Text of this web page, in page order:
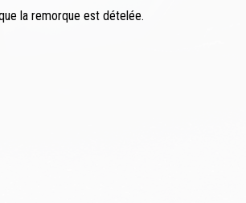
la remorque est dételée.